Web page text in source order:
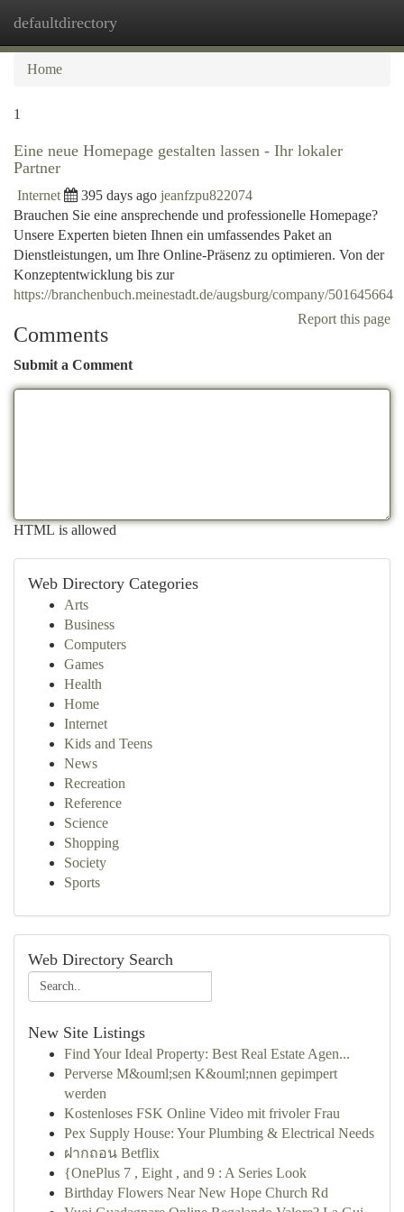
defaultdirectory
Home
1
Eine neue Homepage gestalten lassen - Ihr lokaler
Partner
Internet 395 days ago jeanfzpu822074
Brauchen Sie eine ansprechende und professionelle Homepage?
Unsere Experten bieten Ihnen ein umfassendes Paket an
Dienstleistungen, um Ihre Online-Präsenz zu optimieren. Von der
Konzeptentwicklung bis zur
https://branchenbuch.meinestadt.de/augsburg/company/501645664
Report this page
Comments
Submit a Comment
HTML is allowed
Web Directory Categories
Arts
Business
Computers
Games
Health
Home
Internet
Kids and Teens
News
Recreation
Reference
Science
Shopping
Society
Sports
Web Directory Search
New Site Listings
Find Your Ideal Property: Best Real Estate Agen...
Perverse M&ouml;sen K&ouml;nnen gepimpert
werden
Kostenloses FSK Online Video mit frivoler Frau
Pex Supply House: Your Plumbing & Electrical Needs
ฝากถอน Betflix
{OnePlus 7 , Eight , and 9 : A Series Look
Birthday Flowers Near New Hope Church Rd